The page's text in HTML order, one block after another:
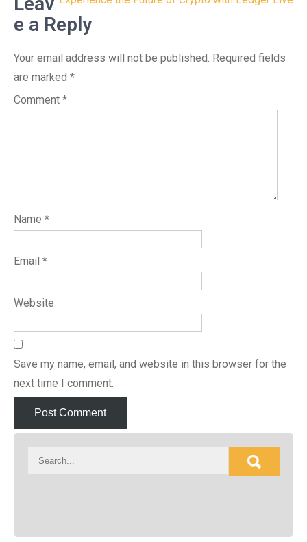
e a Reply
Your email address will not be published. Required fields
are marked *
Comment *
Name *
Email *
Website
Save my name, email, and website in this browser for the
next time I comment.